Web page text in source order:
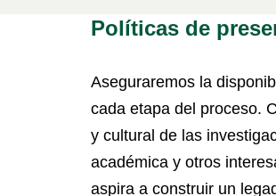
Políticas de
Aseguraremos la
cada etapa del proceso.
y cultural de las
académica y otros
aspira a construir un